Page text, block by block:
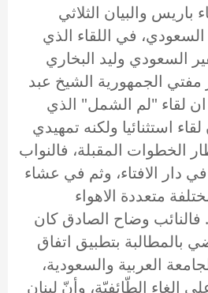
والبيان الثلاثي
في اللقاء الذي
السعودي وليد البخاري
الجمهورية الشيخ عبد
لقاء "لم الشمل" الذي
كان لقاء استثنائيا ولكنه تمهيدي
الخطوات المقبلة، فالنواب
دار الافتاء، وثم في عشاء
متعددة الاهواء
وضاح الصادق كان
بالمطالبة بتطبيق اتفاق
العربية والسعودية،
الطّائفيّة، وأنّ لبنان